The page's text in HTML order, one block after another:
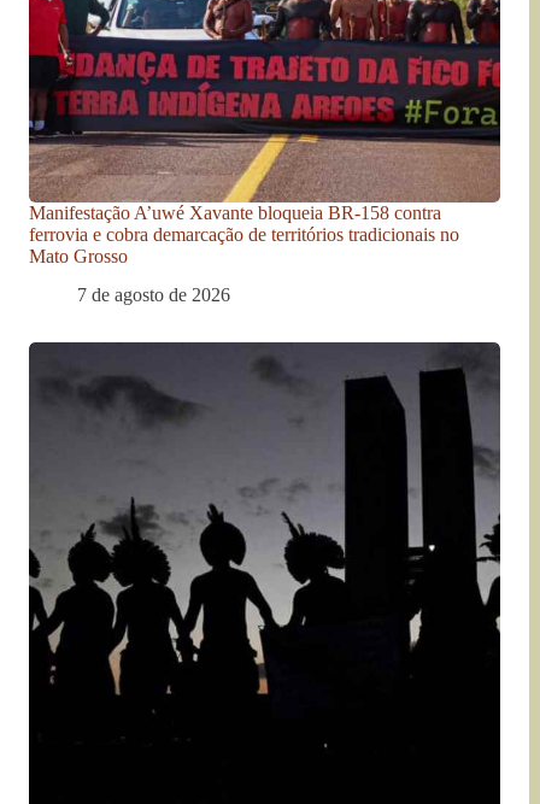
Manifestação A’uwé Xavante bloqueia BR-158 contra
ferrovia e cobra demarcação de territórios tradicionais no
Mato Grosso
7 de agosto de 2026